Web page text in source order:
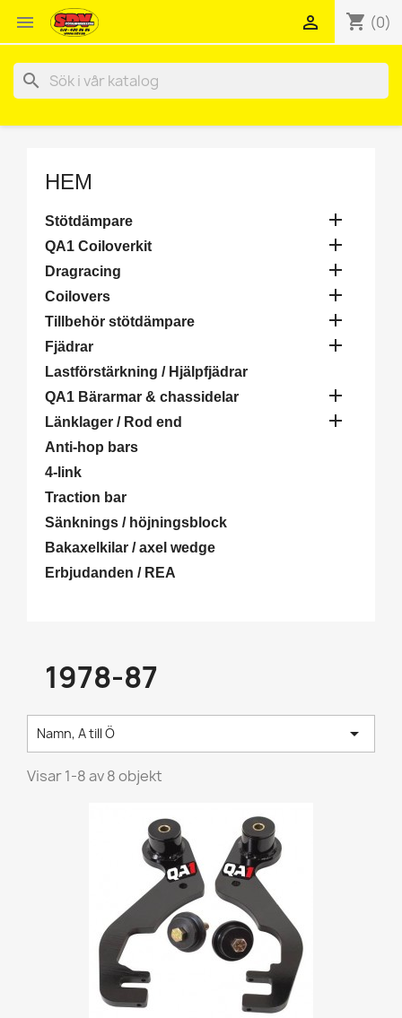
 shopping_cart (0)

search
HEM
Stötdämpare 
QA1 Coiloverkit 
Dragracing 
Coilovers 
Tillbehör stötdämpare 
Fjädrar 
Lastförstärkning / Hjälpfjädrar
QA1 Bärarmar & chassidelar

Länklager / Rod end 
Anti-hop bars
4-link
Traction bar
Sänknings / höjningsblock
Bakaxelkilar / axel wedge
Erbjudanden / REA
1978-87
Namn, A till Ö 
Visar 1-8 av 8 objekt